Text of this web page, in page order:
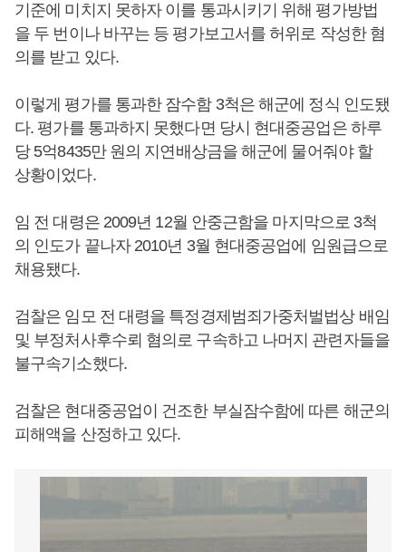
기준에 미치지 못하자 이를 통과시키기 위해 평가방법
을 두 번이나 바꾸는 등 평가보고서를 허위로 작성한 혐
의를 받고 있다.
이렇게 평가를 통과한 잠수함 3척은 해군에 정식 인도됐
다. 평가를 통과하지 못했다면 당시 현대중공업은 하루
당 5억8435만 원의 지연배상금을 해군에 물어줘야 할
상황이었다.
임 전 대령은 2009년 12월 안중근함을 마지막으로 3척
의 인도가 끝나자 2010년 3월 현대중공업에 임원급으로
채용됐다.
검찰은 임모 전 대령을 특정경제범죄가중처벌법상 배임
및 부정처사후수뢰 혐의로 구속하고 나머지 관련자들을
불구속기소했다.
검찰은 현대중공업이 건조한 부실잠수함에 따른 해군의
피해액을 산정하고 있다.